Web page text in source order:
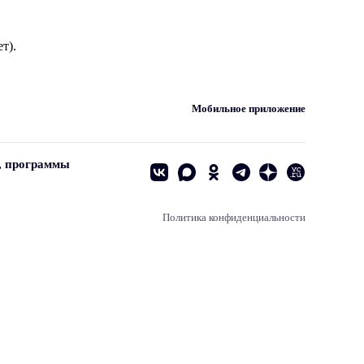
Мобильное приложение
программы
Политика конфиденциальности